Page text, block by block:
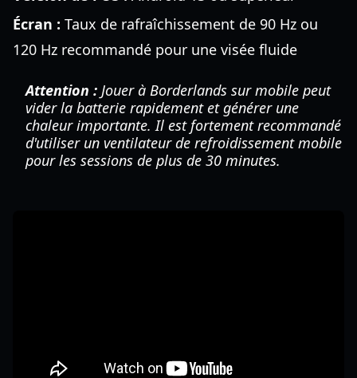
Écran : Taux de rafraîchissement de 90 Hz ou
120 Hz recommandé pour une visée fluide
Attention : Jouer à Borderlands sur mobile peut
vider la batterie rapidement et générer une
chaleur importante. Il est fortement recommandé
d'utiliser un ventilateur de refroidissement mobile
pour les sessions de plus de 30 minutes.